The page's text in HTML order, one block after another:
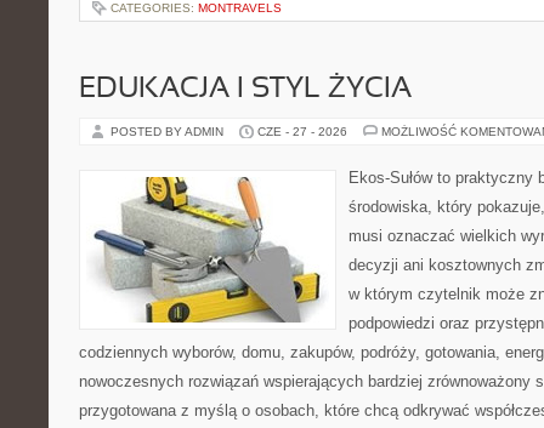
CATEGORIES: MONTRAVELS
EDUKACJA I STYL ŻYCIA
POSTED BY ADMIN CZE - 27 - 2026 MOŻLIWOŚĆ
Ekos-Sułów to praktyczny
środowiska, który
musi oznaczać wielkich
decyzji ani kosztownych
w którym czytelnik może
podpowiedzi oraz
codziennych wyborów, domu, zakupów, podróży, gotowania,
nowoczesnych rozwiązań wspierających bardziej zrównoważony
przygotowana z myślą o osobach, które chcą odkrywać